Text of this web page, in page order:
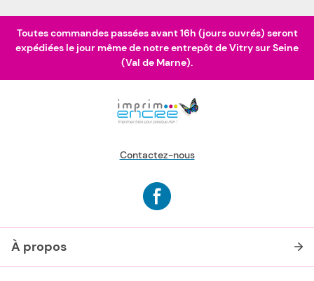
Toutes commandes passées avant 16h (jours ouvrés) seront
expédiées le jour même de notre entrepôt de Vitry sur Seine
(Val de Marne).
Contactez-nous
À propos